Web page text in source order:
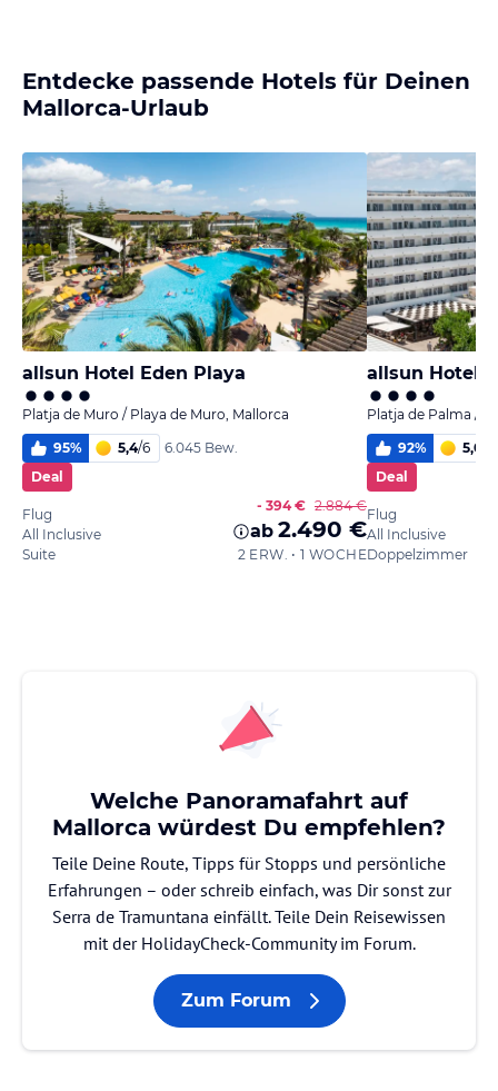
Entdecke passende Hotels für Deinen
Mallorca-Urlaub
allsun Hotel Eden Playa
Platja de Muro / Playa de Muro, Mallorca
95% 5,4/6
6.045 Bew.
Deal
Flug
All Inclusive
Suite
- 394 € 2.884 €
ab 2.490 €
2 ERW. • 1 WOCHE
allsun Hotel
Platja de Palma /
92% 5,0
Deal
Flug
All Inclusive
Doppelzimmer
Welche Panoramafahrt auf
Mallorca würdest Du empfehlen?
Teile Deine Route, Tipps für Stopps und persönliche
Erfahrungen – oder schreib einfach, was Dir sonst zur
Serra de Tramuntana einfällt. Teile Dein Reisewissen
mit der HolidayCheck-Community im Forum.
Zum Forum